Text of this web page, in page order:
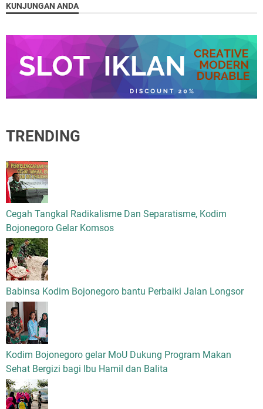
KUNJUNGAN ANDA
TRENDING
Cegah Tangkal Radikalisme Dan Separatisme, Kodim
Bojonegoro Gelar Komsos
Babinsa Kodim Bojonegoro bantu Perbaiki Jalan Longsor
Kodim Bojonegoro gelar MoU Dukung Program Makan
Sehat Bergizi bagi Ibu Hamil dan Balita